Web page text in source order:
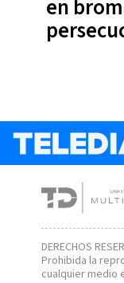
en
DERECHOS
Prohibida la
cualquier medio